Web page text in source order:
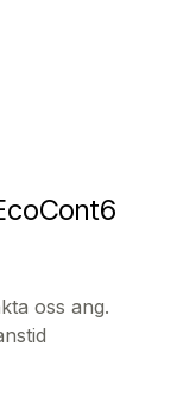
oss ang.